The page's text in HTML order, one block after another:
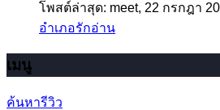
โพสต์ล่าสุด: meet, 22 กรกฎา
อำเภอรักอ่าน
เมนู
ค้นหารีวิว